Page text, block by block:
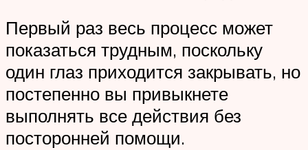
Первый раз весь процесс может
показаться трудным, поскольку
один глаз приходится закрывать, но
постепенно вы привыкнете
выполнять все действия без
посторонней помощи.